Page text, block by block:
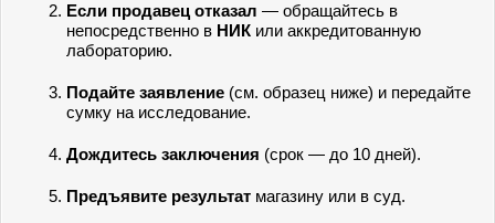
Если продавец отказал — обращайтесь в
непосредственно в НИК или аккредитованную
лабораторию.
Подайте заявление (см. образец ниже) и передайте
сумку на исследование.
Дождитесь заключения (срок — до 10 дней).
Предъявите результат магазину или в суд.